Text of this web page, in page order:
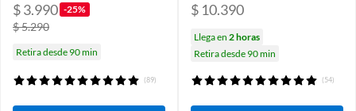
$ 3.990 -25%
$ 5.290
Retira desde 90 min
(89)
$ 10.390
Llega en 2 horas
Retira desde 90 min
(54)